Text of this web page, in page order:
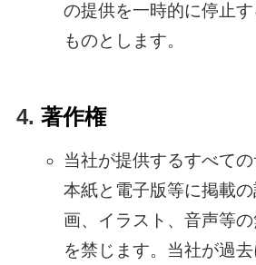
の提供を一時的に停止
ものとします。
著作権
当社が提供するすべて
本紙と電子版等に掲載
画、イラスト、音声等
を禁じます。当社が過